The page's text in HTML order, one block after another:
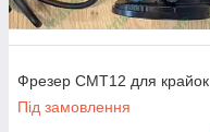
Фрезер CMT12 для крайок
Під замовлення